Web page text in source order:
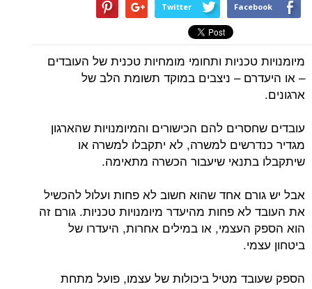
Facebook
Twitter
מיומנויות טכניות ותחומי מומחיות טכנית של העובדים
– או היעדרם – ניצבים במוקד תשומת הלב של
ארגונים.
עובדים שחסרים להם הכישורים והמיומנויות שהארגון
מגדיר כנדרשים למשרה, לא יתקבלו למשרה או
שיתקבלו בתנאי שיעבור הכשרה מתאימה.
אבל יש גורם אחד שהוא חשוב לא פחות ועלול להכשיל
את העובד לא פחות מהיעדר מיומנויות טכניות. גורם זה
הוא הספק העצמי, או במילים אחרות, היעדרו של
ביטחון עצמי.
הספק שעובד מטיל ביכולות של עצמו, פועל מתחת